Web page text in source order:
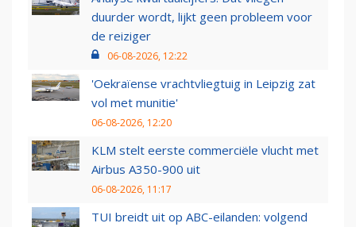
duurder wordt, lijkt geen probleem voor
de reiziger
06-08-2026, 12:22
'Oekraïense vrachtvliegtuig in Leipzig zat
vol met munitie'
06-08-2026, 12:20
KLM stelt eerste commerciële vlucht met
Airbus A350-900 uit
06-08-2026, 11:17
TUI breidt uit op ABC-eilanden: volgend